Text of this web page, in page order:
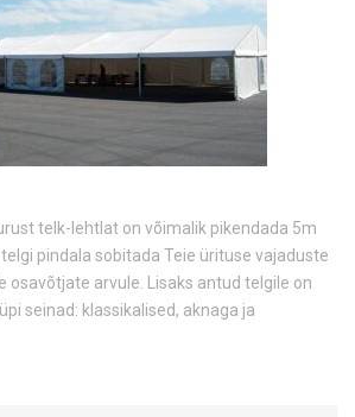
telk-lehtlat on võimalik pikendada 5m
pindala sobitada Teie ürituse vajaduste
osavõtjate arvule. Lisaks antud telgile on
seinad: klassikalised, aknaga ja